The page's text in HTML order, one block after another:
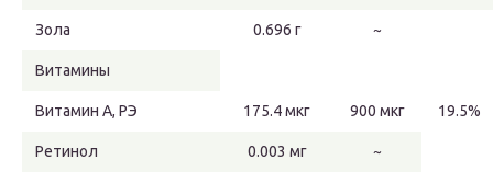
Зола 0.696 г ~
Витамины
Витамин А, РЭ 175.4 мкг 900 мкг 19.5%
Ретинол 0.003 мг ~